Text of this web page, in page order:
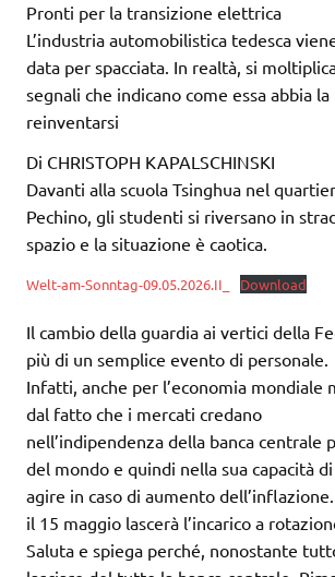
Pronti per la transizione elettrica
L’industria automobilistica tedesca
data per spacciata. In realtà, si
segnali che indicano come essa abbia
reinventarsi
Di CHRISTOPH KAPALSCHINSKI
Davanti alla scuola Tsinghua nel
Pechino, gli studenti si riversano in
spazio e la situazione è caotica.
Welt-am-Sonntag-09.05.2026.II_ Download
Il cambio della guardia ai vertici della
più di un semplice evento di personale.
Infatti, anche per l’economia mondiale
dal fatto che i mercati credano
nell’indipendenza della banca centrale
del mondo e quindi nella sua capacità di
agire in caso di aumento
il 15 maggio lascerà l’incarico a
Saluta e spiega perché, nonostante